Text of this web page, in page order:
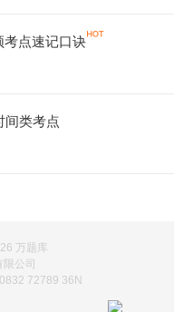
考点速记口诀
间类考点
万题库
限公司
72789 36N